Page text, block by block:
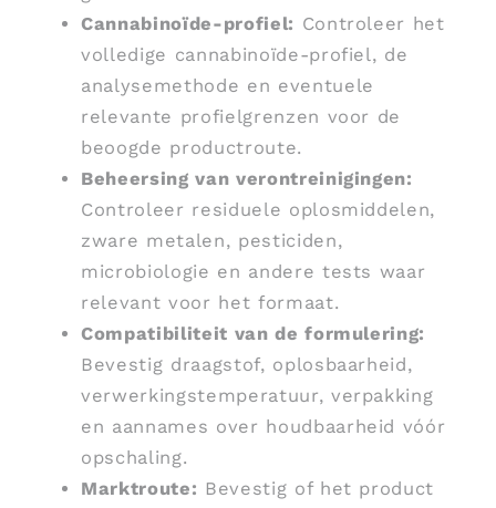
Cannabinoïde-profiel: Controleer het
volledige cannabinoïde-profiel, de
analysemethode en eventuele
relevante profielgrenzen voor de
beoogde productroute.
Beheersing van verontreinigingen:
Controleer residuele oplosmiddelen,
zware metalen, pesticiden,
microbiologie en andere tests waar
relevant voor het formaat.
Compatibiliteit van de formulering:
Bevestig draagstof, oplosbaarheid,
verwerkingstemperatuur, verpakking
en aannames over houdbaarheid vóór
opschaling.
Marktroute: Bevestig of het product